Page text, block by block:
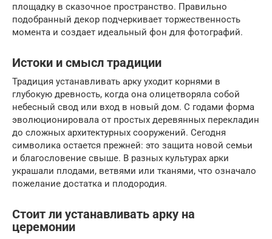
площадку в сказочное пространство. Правильно
подобранный декор подчеркивает торжественность
момента и создает идеальный фон для фотографий.
Истоки и смысл традиции
Традиция устанавливать арку уходит корнями в
глубокую древность, когда она олицетворяла собой
небесный свод или вход в новый дом. С годами форма
эволюционировала от простых деревянных перекладин
до сложных архитектурных сооружений. Сегодня
символика остается прежней: это защита новой семьи
и благословение свыше. В разных культурах арки
украшали плодами, ветвями или тканями, что означало
пожелание достатка и плодородия.
Стоит ли устанавливать арку на
церемонии